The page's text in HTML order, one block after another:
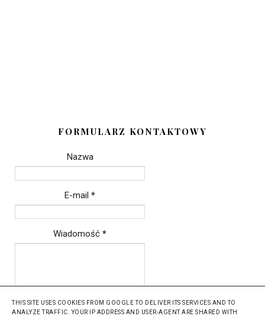
FORMULARZ KONTAKTOWY
Nazwa
E-mail *
Wiadomość *
THIS SITE USES COOKIES FROM GOOGLE TO DELIVER ITS SERVICES AND TO
ANALYZE TRAFFIC. YOUR IP ADDRESS AND USER-AGENT ARE SHARED WITH